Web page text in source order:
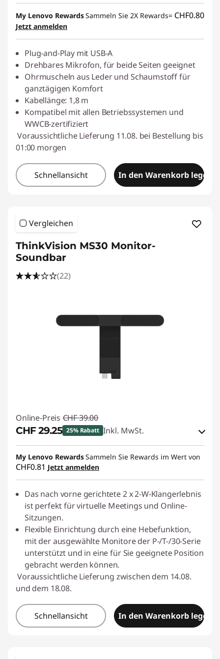
eCoupon-Rabatt :-CHF 14.50
eCoupon :SALES
My Lenovo RewardsSammeln Sie 2X Rewards= CHF0.80
Jetzt anmelden
Plug-and-Play mit USB-A
Drehbares Mikrofon, für beide Seiten geeignet
Ohrmuscheln aus Leder und Schaumstoff für
ganztägigen Komfort
Kabellänge: 1,8 m
Kompatibel mit allen Betriebssystemen und
WWCB-zertifiziert
Voraussichtliche Lieferung 11.08. bei Bestellung bis
01:00 morgen
Schnellansicht In den Warenkorb legen
Vergleichen
ThinkVision MS30 Monitor-
Soundbar
(22)
Online-Preis CHF 39.00
CHF 29.25 25% Rabatt Inkl. MwSt.
eCoupon-Rabatt :-CHF 9.75
eCoupon :SALES
My Lenovo RewardsSammeln Sie Rewards im Wert von
CHF0.81 Jetzt anmelden
Das nach vorne gerichtete 2 x 2-W-Klangerlebnis
ist perfekt für virtuelle Meetings und Online-
Sitzungen.
Flexible Einrichtung durch eine Hebefunktion,
mit der ausgewählte Monitore der P-/T-/30-Serie
unterstützt und in eine für Sie geeignete Position
gebracht werden können.
Voraussichtliche Lieferung zwischen dem 14.08.
und dem 18.08.
Schnellansicht In den Warenkorb legen